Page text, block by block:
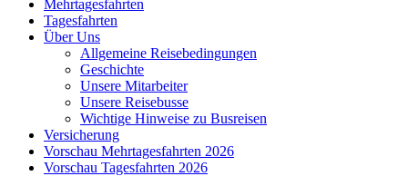
Mehrtagesfahrten
Tagesfahrten
Über Uns
Allgemeine Reisebedingungen
Geschichte
Unsere Mitarbeiter
Unsere Reisebusse
Wichtige Hinweise zu Busreisen
Versicherung
Vorschau Mehrtagesfahrten 2026
Vorschau Tagesfahrten 2026